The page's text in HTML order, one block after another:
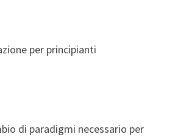
per principianti
di paradigmi necessario per